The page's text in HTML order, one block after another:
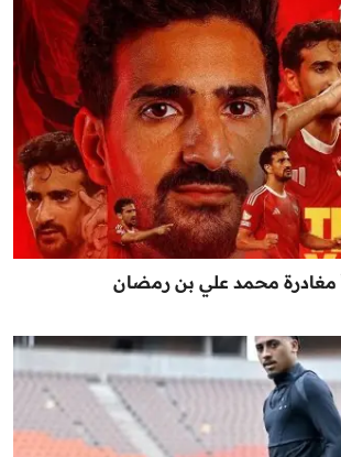
مغادرة محمد علي بن رمضان